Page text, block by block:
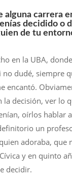
alguna carrera
decidido o
de tu
en la UBA,
no dudé, siempre
encantó.
la decisión, ver lo
oírlos hablar
un
adoraba, que
y en quinto
decidir.